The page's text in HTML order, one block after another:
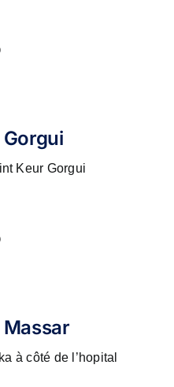
Keur Gorgui
à côté de l’hopital